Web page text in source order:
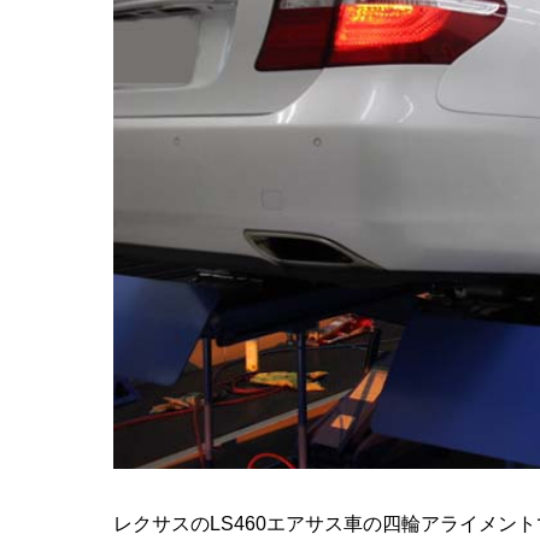
レクサスのLS460エアサス車の四輪アライメン